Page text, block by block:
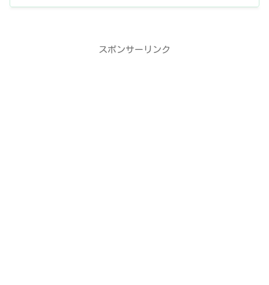
スポンサーリンク